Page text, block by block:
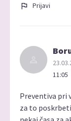
Prijavi
11:05
Preventiva pri
za to